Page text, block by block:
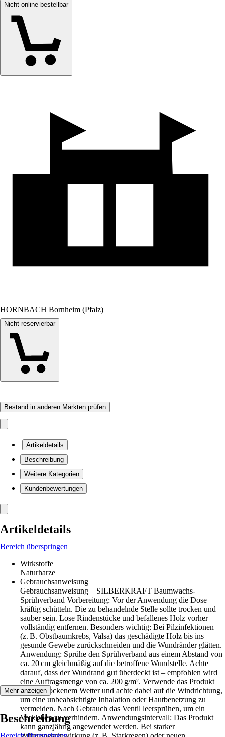
Nicht online bestellbar
HORNBACH Bornheim (Pfalz)
Nicht reservierbar
Bestand in anderen Märkten prüfen
Artikeldetails
Beschreibung
Weitere Kategorien
Kundenbewertungen
Artikeldetails
Bereich überspringen
Wirkstoffe
Naturharze
Gebrauchsanweisung
Gebrauchsanweisung – SILBERKRAFT Baumwachs-
Sprühverband Vorbereitung: Vor der Anwendung die Dose
kräftig schütteln. Die zu behandelnde Stelle sollte trocken und
sauber sein. Lose Rindenstücke und befallenes Holz vorher
vollständig entfernen. Besonders wichtig: Bei Pilzinfektionen
(z. B. Obstbaumkrebs, Valsa) das geschädigte Holz bis ins
gesunde Gewebe zurückschneiden und die Wundränder glätten.
Anwendung: Sprühe den Sprühverband aus einem Abstand von
ca. 20 cm gleichmäßig auf die betroffene Wundstelle. Achte
darauf, dass der Wundrand gut überdeckt ist – empfohlen wird
eine Auftragsmenge von ca. 200 g/m². Verwende das Produkt
nur bei trockenem Wetter und achte dabei auf die Windrichtung,
um eine unbeabsichtigte Inhalation oder Hautbenetzung zu
vermeiden. Nach Gebrauch das Ventil leersprühen, um ein
Verkleben zu verhindern. Anwendungsintervall: Das Produkt
kann ganzjährig angewendet werden. Bei starker
Mehr anzeigen
Beschreibung